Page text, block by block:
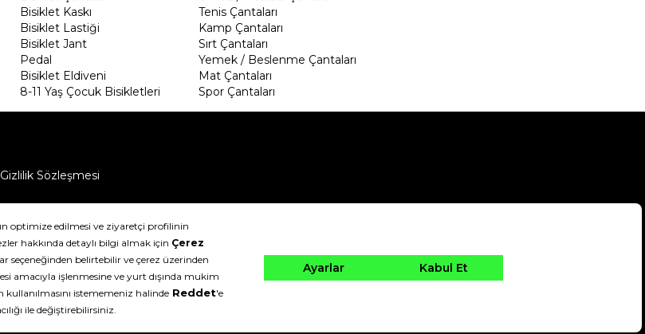
Bisiklet Kaskı
Bisiklet Lastiği
Bisiklet Jant
Pedal
Bisiklet Eldiveni
8-11 Yaş Çocuk Bisikletleri
Tenis Çantaları
Kamp Çantaları
Sırt Çantaları
Yemek / Beslenme Çantaları
Mat Çantaları
Spor Çantaları
Gizlilik Sözleşmesi